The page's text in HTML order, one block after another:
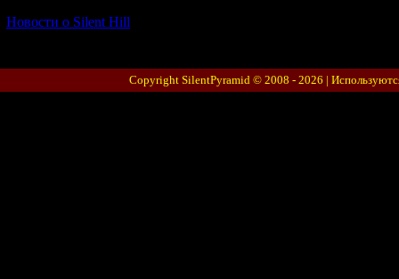
Новости о Silent Hill
Copyright SilentPyramid © 2008 - 2026 |